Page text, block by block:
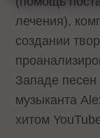
лечения),
создании
Западе
музыканта
хитом